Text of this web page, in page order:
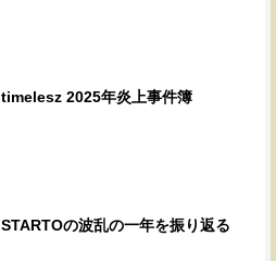
timelesz 2025年炎上事件簿
STARTOの波乱の一年を振り返る